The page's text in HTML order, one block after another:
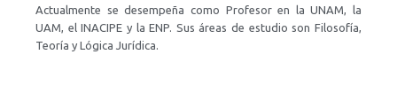
Actualmente se desempeña como Profesor en la UNAM, la
UAM, el INACIPE y la ENP. Sus áreas de estudio son Filosofía,
Teoría y Lógica Jurídica.